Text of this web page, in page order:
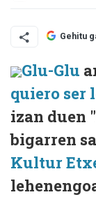
Gehitu
Glu-Glu
quiero ser
izan duen
bigarren
Kultur